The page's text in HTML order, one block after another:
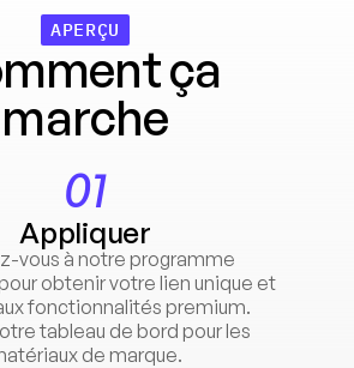
APERÇU
ça
marche
01
Appliquer
vous à notre programme
obtenir votre lien unique et
fonctionnalités premium.
tableau de bord pour les
de marque.